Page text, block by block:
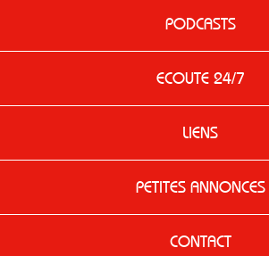
PODCASTS
ECOUTE 24/7
LIENS
PETITES ANNONCES
CONTACT